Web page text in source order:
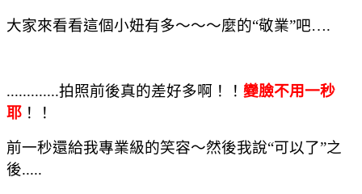
大家來看看這個小妞有多～～～麼的“敬業”吧….
.............拍照前後真的差好多啊！！ 變臉不用一秒
耶 ！！
前一秒還給我專業級的笑容～然後我說“可以了”之
後.....